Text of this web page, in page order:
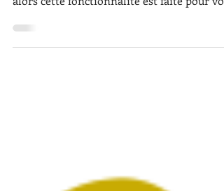
de lancement ? ou tout autre événement ?
alors cette fonctionnalité est faite pour